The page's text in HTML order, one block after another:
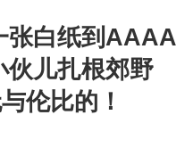
张白纸到AAAA
伙儿扎根郊野
伦比的！